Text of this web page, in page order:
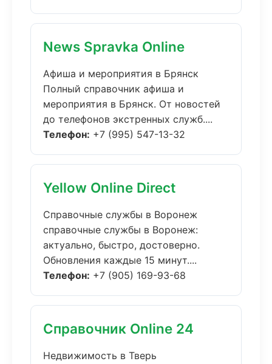
News Spravka Online
Афиша и мероприятия в Брянск
Полный справочник афиша и
мероприятия в Брянск. От новостей
до телефонов экстренных служб....
Телефон: +7 (995) 547-13-32
Yellow Online Direct
Справочные службы в Воронеж
справочные службы в Воронеж:
актуально, быстро, достоверно.
Обновления каждые 15 минут....
Телефон: +7 (905) 169-93-68
Справочник Online 24
Недвижимость в Тверь